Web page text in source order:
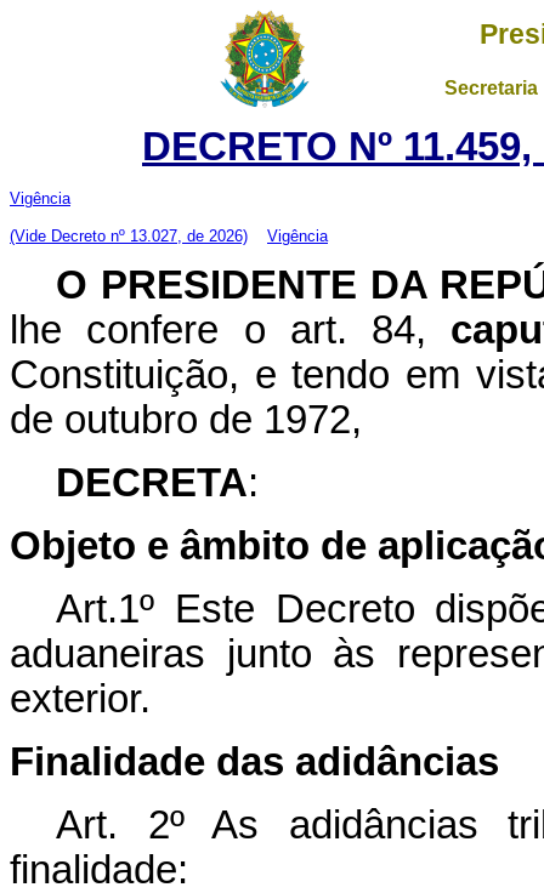
DECRETO Nº
Vigência
(Vide Decreto nº 13.027, de 2026) Vigência
O PRESIDENTE DA
lhe confere o art. 84,
Constituição, e tendo em
de outubro de 1972,
DECRETA:
Objeto e âmbito de
Art.1º Este Decreto
aduaneiras junto às
exterior.
Finalidade das adidâncias
Art. 2º As adidâncias
finalidade: